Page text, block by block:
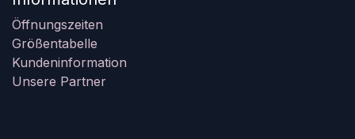
Öffnungszeiten
Größentabelle
Kundeninformation
Unsere Partner